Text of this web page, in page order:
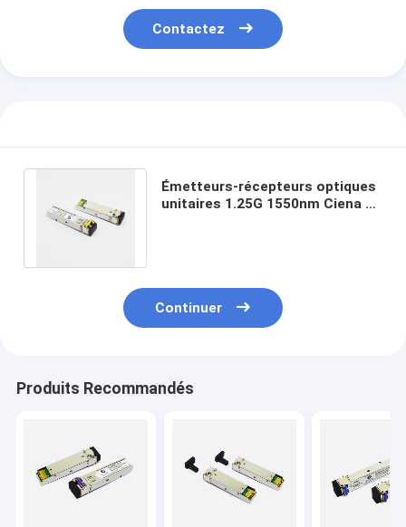
Contactez
Émetteurs-récepteurs optiques
unitaires 1.25G 1550nm Ciena du
Continuer
Produits Recommandés